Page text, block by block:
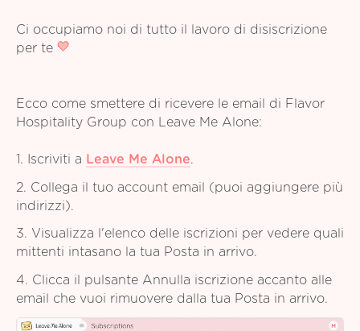
Ci occupiamo noi di tutto il lavoro di disiscrizione
per te
Ecco come smettere di ricevere le email di Flavor
Hospitality Group con Leave Me Alone:
1. Iscriviti a Leave Me Alone.
2. Collega il tuo account email (puoi aggiungere più
indirizzi).
3. Visualizza l'elenco delle iscrizioni per vedere quali
mittenti intasano la tua Posta in arrivo.
4. Clicca il pulsante Annulla iscrizione accanto alle
email che vuoi rimuovere dalla tua Posta in arrivo.